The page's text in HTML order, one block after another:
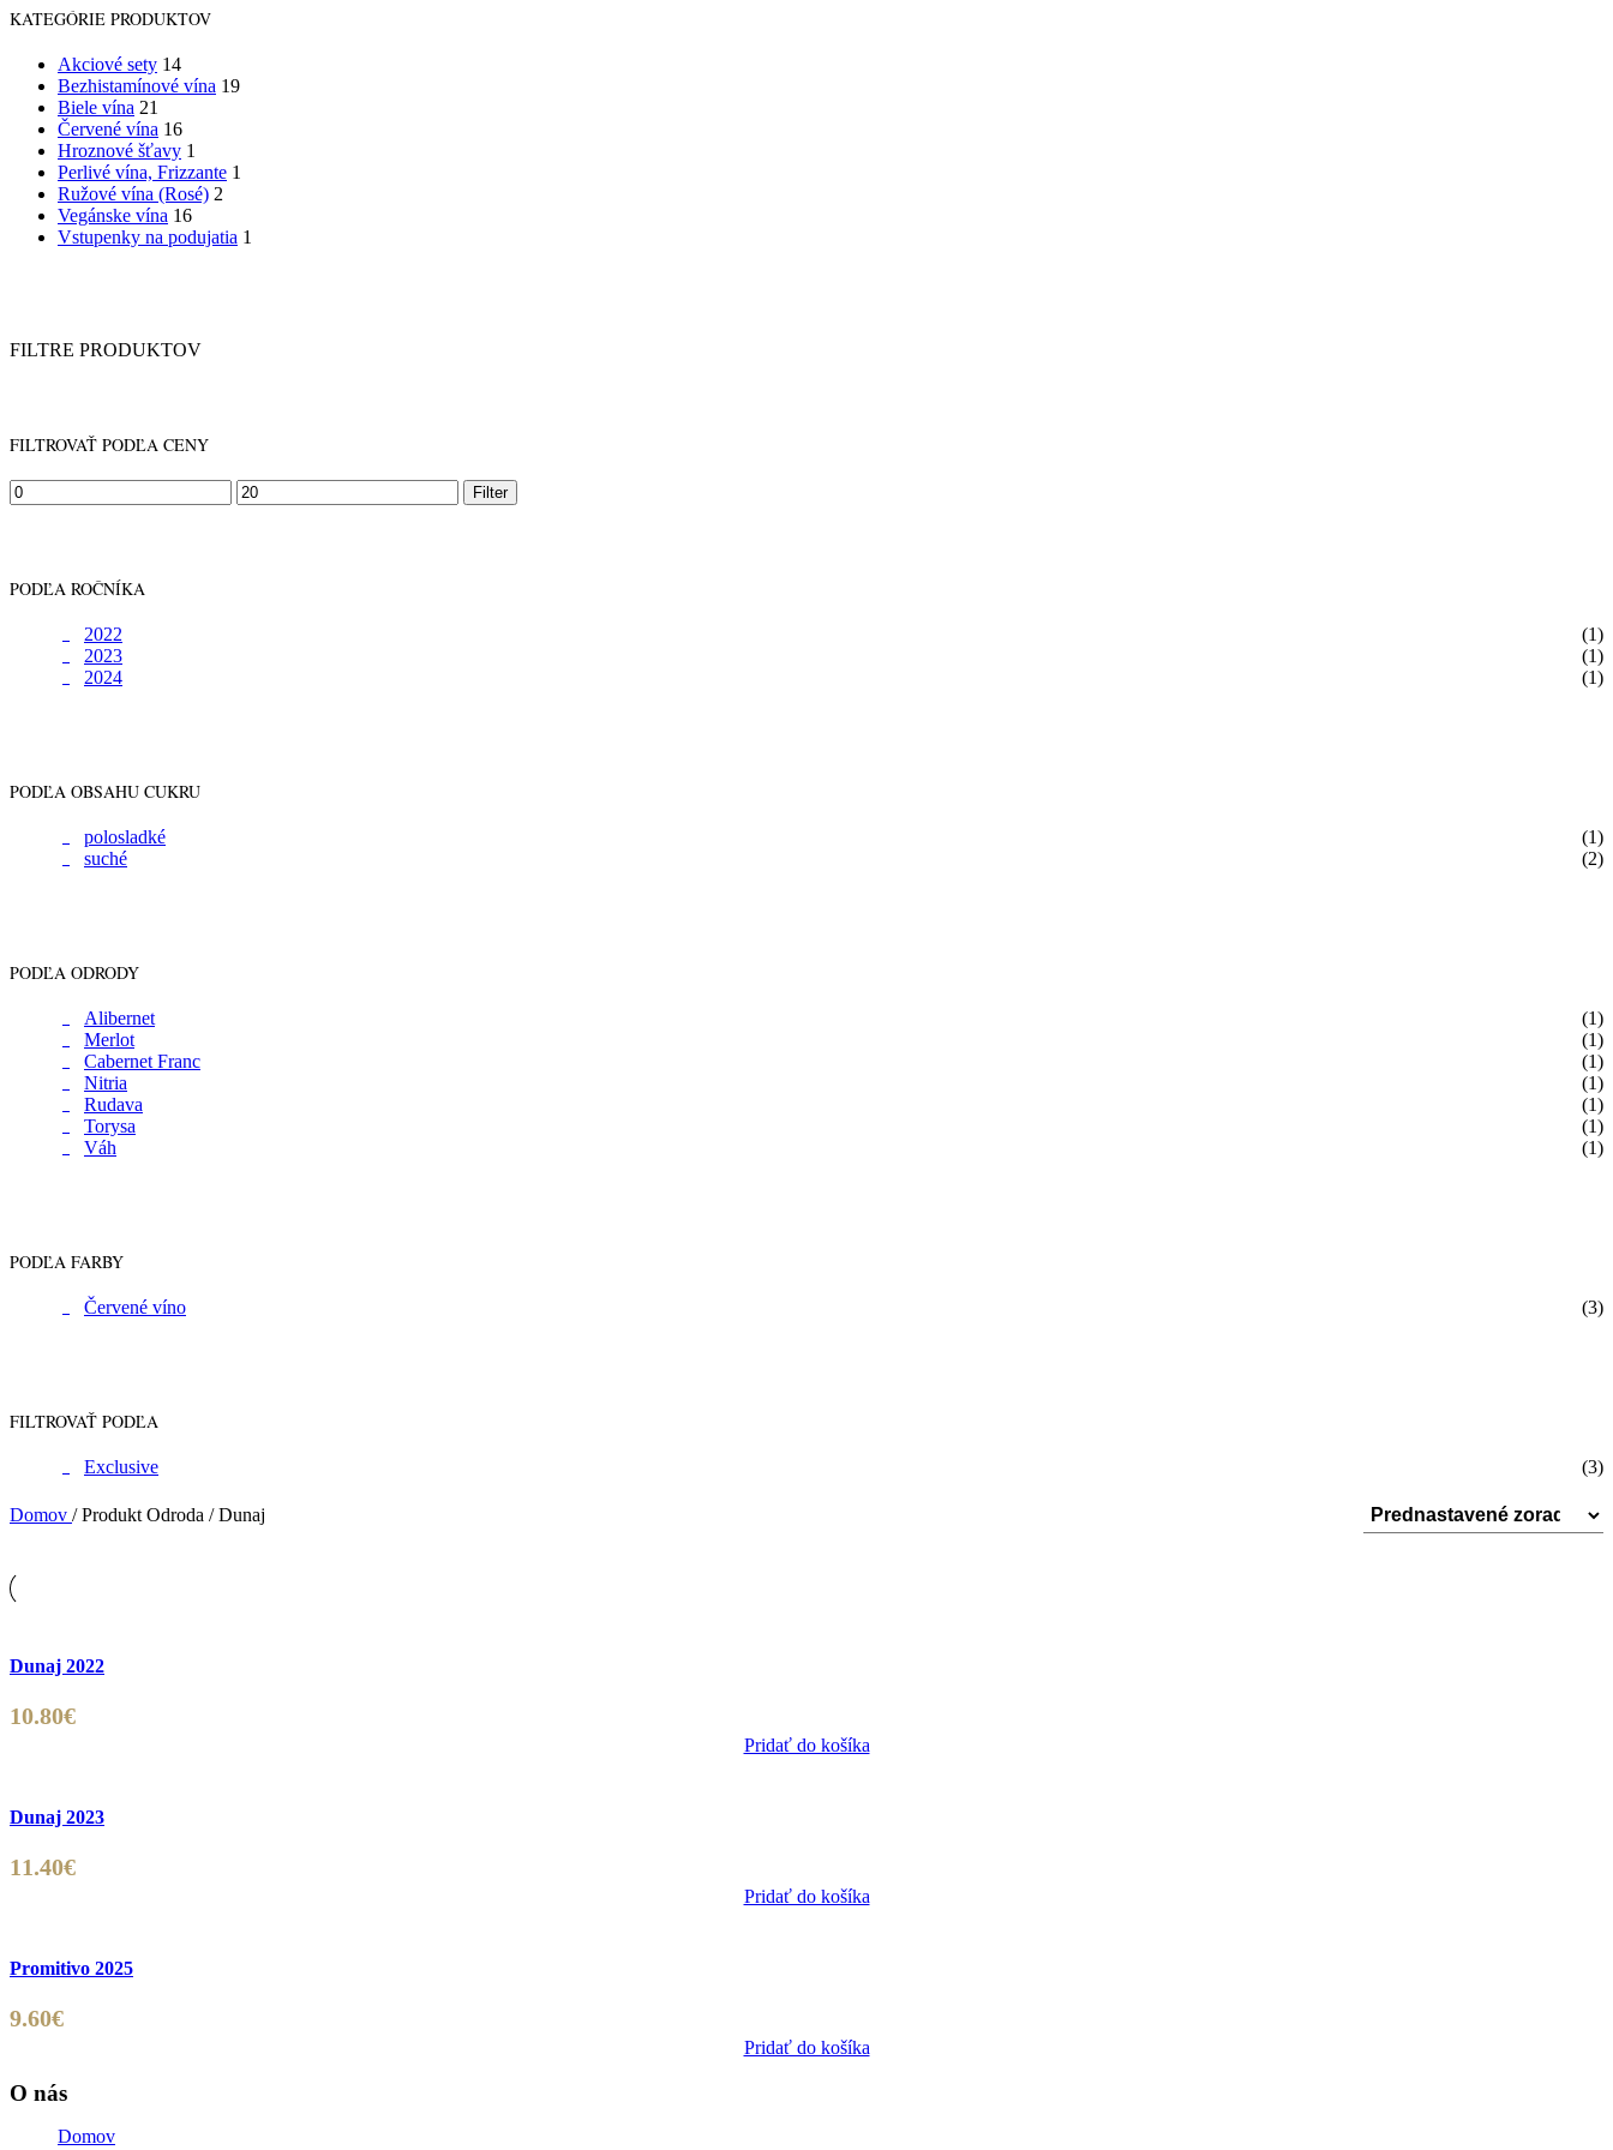
KATEGÓRIE PRODUKTOV
Akciové sety 14
Bezhistamínové vína 19
Biele vína 21
Červené vína 16
Hroznové šťavy 1
Perlivé vína, Frizzante 1
Ružové vína (Rosé) 2
Vegánske vína 16
Vstupenky na podujatia 1
FILTRE PRODUKTOV
FILTROVAŤ PODĽA CENY
Minimálna
cena
Maximálna
cena
Filter
PODĽA ROČNÍKA
2022
(1)
2023
(1)
2024
(1)
PODĽA OBSAHU CUKRU
polosladké
(1)
suché
(2)
PODĽA ODRODY
Alibernet
(1)
Merlot
(1)
Cabernet Franc
(1)
Nitria
(1)
Rudava
(1)
Torysa
(1)
Váh
(1)
PODĽA FARBY
Červené víno (3)
FILTROVAŤ PODĽA
Exclusive (3)
Domov / Produkt Odroda / Dunaj
Dunaj 2022
10.80€
Pridať do košíka
Dunaj 2023
11.40€
Pridať do košíka
Promitivo 2025
9.60€
Pridať do košíka
O nás
Domov